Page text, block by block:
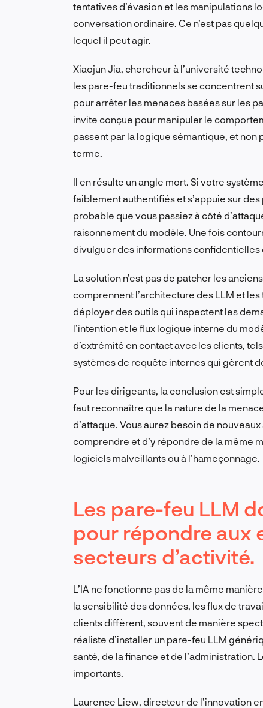
tentatives d’évasion et les manipulations
conversation ordinaire. Ce n’est pas
lequel il peut agir.
Xiaojun Jia, chercheur à l’université
les pare-feu traditionnels se concentrent
pour arrêter les menaces basées sur les
invite conçue pour manipuler le
passent par la logique sémantique, et
terme.
Il en résulte un angle mort. Si votre
faiblement authentifiés et s’appuie sur
probable que vous passiez à côté
raisonnement du modèle. Une fois
divulguer des informations
La solution n’est pas de patcher les
comprennent l’architecture des LLM et les
déployer des outils qui inspectent les
l’intention et le flux logique interne du
d’extrémité en contact avec les clients,
systèmes de requête internes qui gèrent
Pour les dirigeants, la conclusion est
faut reconnaître que la nature de la
d’attaque. Vous aurez besoin de
comprendre et d’y répondre de la même
logiciels malveillants ou à l’hameçonnage.
Les pare-feu LLM
pour répondre aux
secteurs d’activité.
L’IA ne fonctionne pas de la même
la sensibilité des données, les flux de
clients diffèrent, souvent de manière
réaliste d’installer un pare-feu LLM
santé, de la finance et de
importants.
Laurence Liew, directeur de l’innovation